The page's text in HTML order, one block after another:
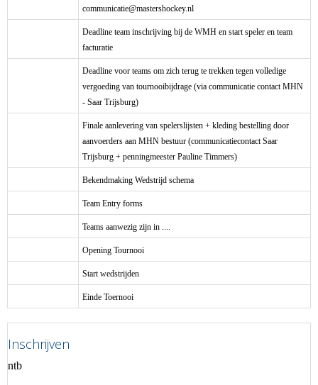
eitacinummoc@mastershockey.nl
Deadline team inschrijving bij de WMH en start speler en team
facturatie
Deadline voor teams om zich terug te trekken tegen volledige
vergoeding van tournooibijdrage (via communicatie contact MHN
- Saar Trijsburg)
Finale aanlevering van spelerslijsten + kleding bestelling door
aanvoerders aan MHN bestuur (communicatiecontact Saar
Trijsburg + penningmeester Pauline Timmers)
Bekendmaking Wedstrijd schema
Team Entry forms
Teams aanwezig zijn in ....
Opening Tournooi
Start wedstrijden
Einde Toernooi
Inschrijven
ntb